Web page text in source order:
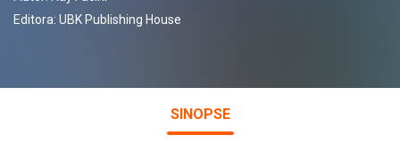
Editora: UBK Publishing House
SINOPSE